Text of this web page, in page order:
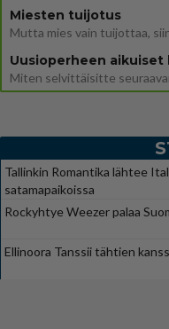
Miesten tuijotus
Tallinkin Romantika lähtee
satamapaikoissa
Rockyhtye Weezer palaa
Ellinoora Tanssii tähtien